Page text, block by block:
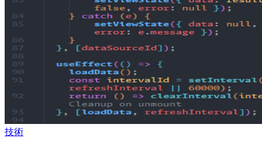
技術